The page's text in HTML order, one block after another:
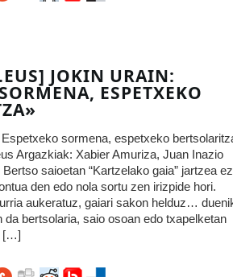
JOKIN URAIN:
ESPETXEKO
sormena, espetxeko
Argazkiak: Xabier Amuriza, Juan Inazio
saioetan “Kartzelako gaia” jartzea ez
den edo nola sortu zen irizpide hori.
aukeratuz, gaiari sakon helduz…
da bertsolaria, saio osoan edo txapelketan
[…]